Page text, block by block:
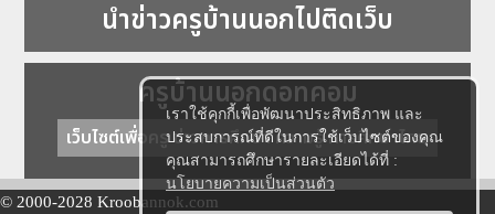
เราใช้คุกกี้เพื่อพัฒนาประสิทธิภาพ และ
ประสบการณ์ที่ดีในการใช้เว็บไซต์ของคุณ
คุณสามารถศึกษารายละเอียดได้ที่ :
นโยบายความเป็นส่วนตัว
นำข่าวครูบ้านนอกไปติดเว็บ
ครูบ้านนอกดอทคอม
เว็บไซต์เพื่อครู ข่าวการศึกษา ความรู้ การศึกษาไทย
© 2000-2028 Kroobannok.com